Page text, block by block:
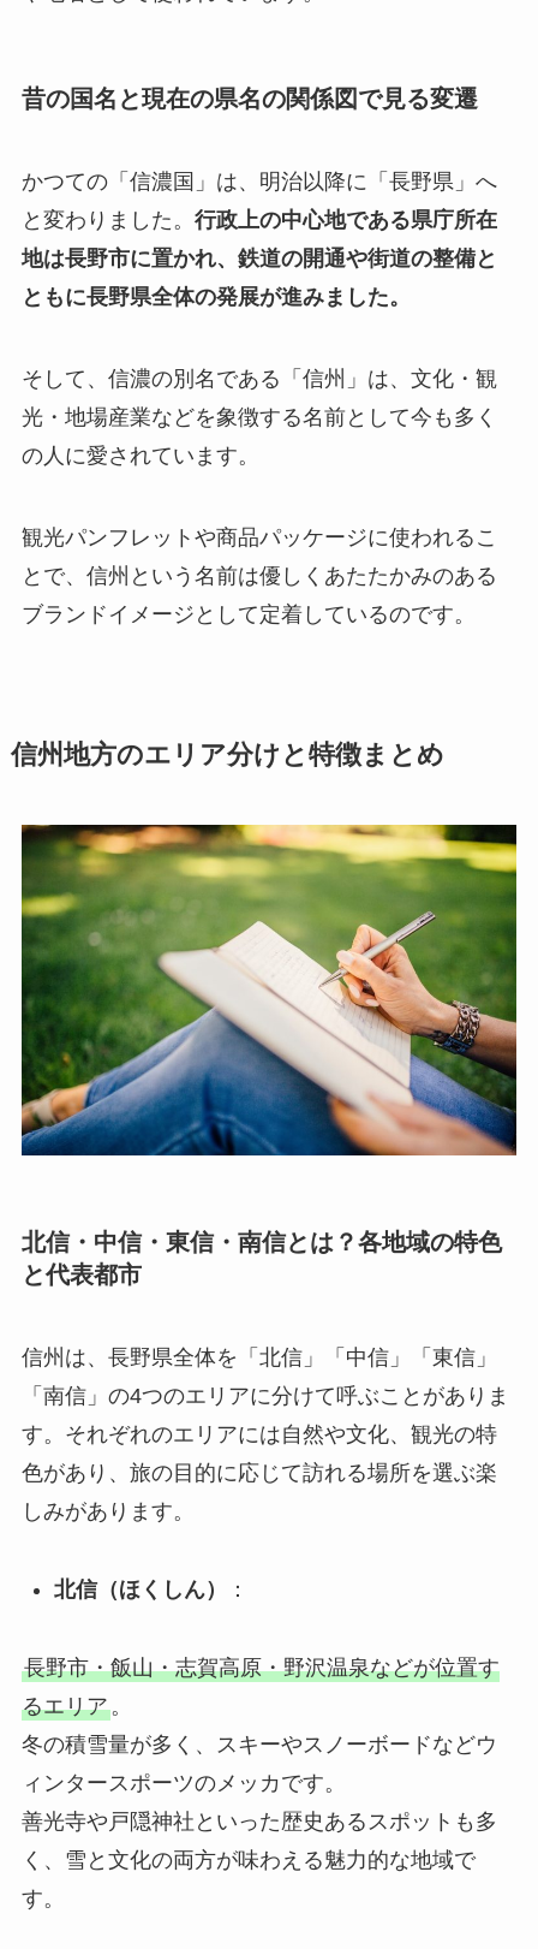
昔の国名と現在の県名の関係図で見る変遷
かつての「信濃国」は、明治以降に「長野県」へ
と変わりました。 行政上の中心地である県庁所在
地は長野市に置かれ、鉄道の開通や街道の整備と
ともに長野県全体の発展が進みました。
そして、信濃の別名である「信州」は、文化・観
光・地場産業などを象徴する名前として今も多く
の人に愛されています。
観光パンフレットや商品パッケージに使われるこ
とで、信州という名前は優しくあたたかみのある
ブランドイメージとして定着しているのです。
信州地方のエリア分けと特徴まとめ
北信・中信・東信・南信とは？各地域の特色
と代表都市
信州は、長野県全体を「北信」「中信」「東信」
「南信」の4つのエリアに分けて呼ぶことがありま
す。それぞれのエリアには自然や文化、観光の特
色があり、旅の目的に応じて訪れる場所を選ぶ楽
しみがあります。
北信（ほくしん） ：
長野市・飯山・志賀高原・野沢温泉などが位置す
るエリア。
冬の積雪量が多く、スキーやスノーボードなどウ
ィンタースポーツのメッカです。
善光寺や戸隠神社といった歴史あるスポットも多
く、雪と文化の両方が味わえる魅力的な地域で
す。